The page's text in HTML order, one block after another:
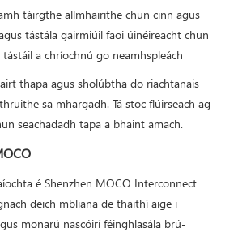
táirgthe allmhairithe chun cinn agus
tástála gairmiúil faoi úinéireacht chun
a chríochnú go neamhspleách
thapa agus sholúbtha do riachtanais
sa mhargadh. Tá stoc flúirseach ag
seachadadh tapa a bhaint amach.
é Shenzhen MOCO Interconnect
deich mbliana de thaithí aige i
monarú nascóirí féinghlasála brú-